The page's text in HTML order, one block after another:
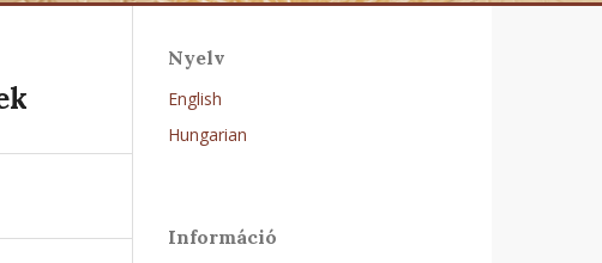
Nyelv
English
Hungarian
Információ